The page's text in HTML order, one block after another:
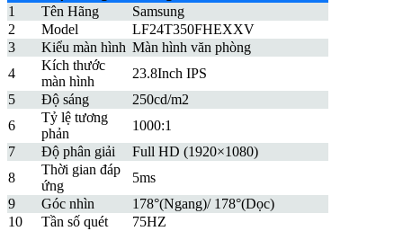
1
Tên Hãng
Samsung
2
Model
LF24T350FHEXXV
3
Kiểu màn hình Màn hình văn phòng
4
Kích thước
màn hình
23.8Inch IPS
5
Độ sáng
250cd/m2
6
Tỷ lệ tương
phản
1000:1
7
Độ phân giải
Full HD (1920×1080)
8
Thời gian đáp
ứng
5ms
9
Góc nhìn
178°(Ngang)/ 178°(Dọc)
10
Tần số quét
75HZ